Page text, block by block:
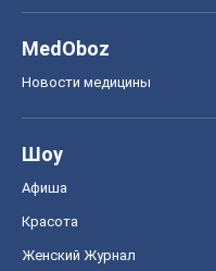
MedOboz
Новости медицины
Шоу
Афиша
Красота
Женский Журнал